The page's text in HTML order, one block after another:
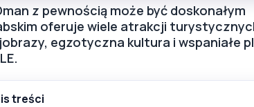
z pewnością może być doskonałym
oferuje wiele atrakcji
egzotyczna kultura i wspaniałe
treści